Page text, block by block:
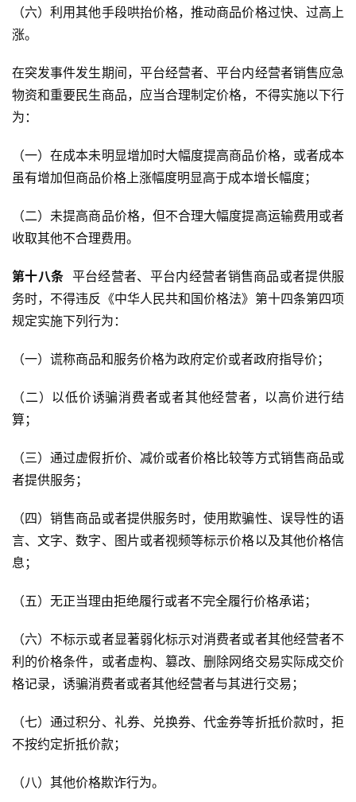
（六）利用其他手段哄抬价格，推动商品价格过快、过高上
涨。
在突发事件发生期间，平台经营者、平台内经营者销售应急
物资和重要民生商品，应当合理制定价格，不得实施以下行
为：
（一）在成本未明显增加时大幅度提高商品价格，或者成本
虽有增加但商品价格上涨幅度明显高于成本增长幅度；
（二）未提高商品价格，但不合理大幅度提高运输费用或者
收取其他不合理费用。
第十八条 平台经营者、平台内经营者销售商品或者提供服
务时，不得违反《中华人民共和国价格法》第十四条第四项
规定实施下列行为：
（一）谎称商品和服务价格为政府定价或者政府指导价；
（二）以低价诱骗消费者或者其他经营者，以高价进行结
算；
（三）通过虚假折价、减价或者价格比较等方式销售商品或
者提供服务；
（四）销售商品或者提供服务时，使用欺骗性、误导性的语
言、文字、数字、图片或者视频等标示价格以及其他价格信
息；
（五）无正当理由拒绝履行或者不完全履行价格承诺；
（六）不标示或者显著弱化标示对消费者或者其他经营者不
利的价格条件，或者虚构、篡改、删除网络交易实际成交价
格记录，诱骗消费者或者其他经营者与其进行交易；
（七）通过积分、礼券、兑换券、代金券等折抵价款时，拒
不按约定折抵价款；
（八）其他价格欺诈行为。